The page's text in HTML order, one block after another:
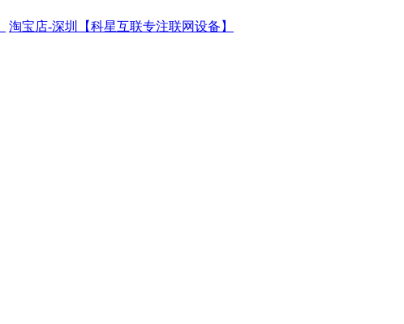
淘宝店-深圳【科星互联专注联网设备】